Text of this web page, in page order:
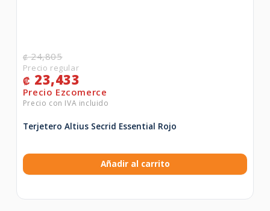
₡24,805
₡ 23,433
Terjetero Altius Secrid Essential Rojo
Añadir al carrito